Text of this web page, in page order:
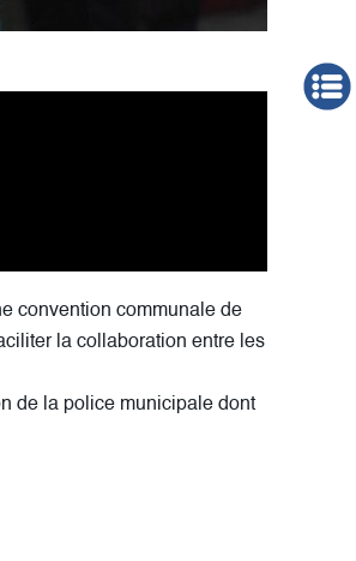
convention communale de
la collaboration entre les
de la police municipale dont